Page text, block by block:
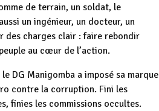
de terrain, un soldat, le
un ingénieur, un docteur, un
des charges clair : faire rebondir
au cœur de l’action.
DG Manigomba a imposé sa marque
contre la corruption. Fini les
finies les commissions occultes.